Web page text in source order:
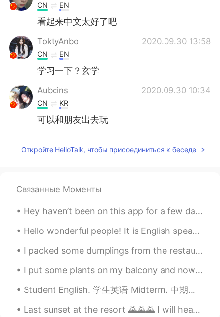
CN EN
看起来中文太好了吧
ToktyAnbo 2020.09.30 13:58
CN EN
学习一下？玄学
Aubcins 2020.09.30 10:34
CN KR
可以和朋友出去玩
CN EN
董羽晴
看电视剧📺
2020.09.30 06:02
CN EN
我明天去踢足球
fanfan 2020.09.30 05:56
Откройте HelloTalk, чтобы присоединиться к беседе
Связанные Моменты
Hey haven’t been on this app for a few days now, happy to say that I am back and if anyone would...
Hello wonderful people! It is English speaking practice time. Send me a message if you want to ...
I packed some dumplings from the restaurant and took them home to make fried dumplings. I gave th...
I put some plants on my balcony and now these birds, “rainbow lorikeets”, come and visit me often...
Student English. 学生英语 Midterm. 中期考试 Thesis. 论文 Final exam. 期末考试 Plagiarism. 窃 Straight A student...
Last sunset at the resort 🌄🌄🌄 I will head home tomorrow but I think I could stay another few day!...